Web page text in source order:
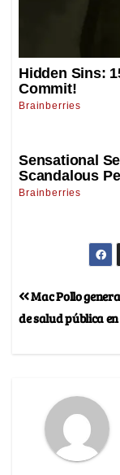
Mac Pollo
de salud pública